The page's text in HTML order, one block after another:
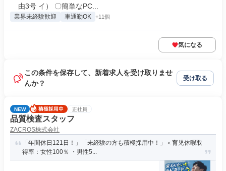
由3号 イ） 〇簡単なPC...
業界未経験歓迎 車通勤OK +11個
気になる
この条件を保存して、新着求人を受け取りませ
んか？
受け取る
NEW 正社員
品質検査スタッフ
ZACROS株式会社
「年間休日121日！」「未経験の方も積極採用中！」＜育児休暇取
得率：女性100％ ・男性5...